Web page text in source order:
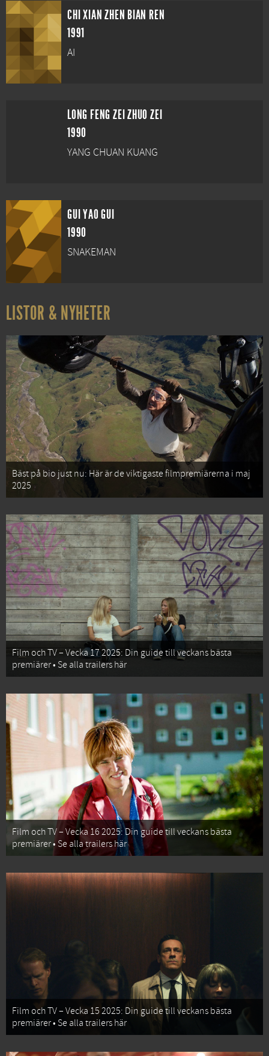
CHI XIAN ZHEN BIAN REN
1991
AI
LONG FENG ZEI ZHUO ZEI
1990
YANG CHUAN KUANG
GUI YAO GUI
1990
SNAKEMAN
LISTOR & NYHETER
Bäst på bio just nu: Här är de viktigaste filmpremiärerna i maj
2025
Film och TV – Vecka 17 2025: Din guide till veckans bästa
premiärer • Se alla trailers här
Film och TV – Vecka 16 2025: Din guide till veckans bästa
premiärer • Se alla trailers här
Film och TV – Vecka 15 2025: Din guide till veckans bästa
premiärer • Se alla trailers här